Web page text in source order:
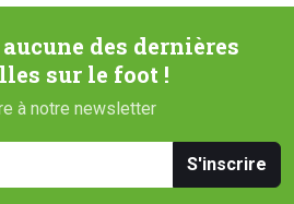
des dernières
sur le foot !
à notre newsletter
S'inscrire